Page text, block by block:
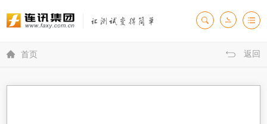
 首页 返回